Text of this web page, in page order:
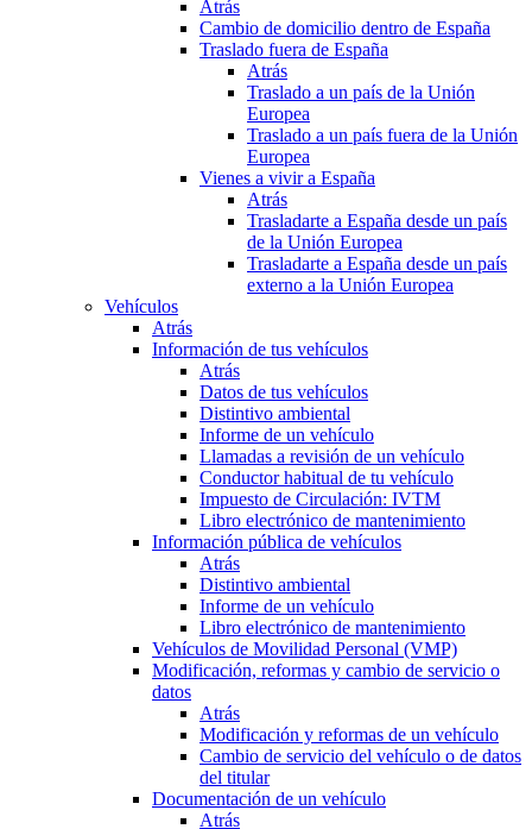
Atrás
Cambio de domicilio dentro de España
Traslado fuera de España
Atrás
Traslado a un país de la Unión
Europea
Traslado a un país fuera de la Unión
Europea
Vienes a vivir a España
Atrás
Trasladarte a España desde un país
de la Unión Europea
Trasladarte a España desde un país
externo a la Unión Europea
Vehículos
Atrás
Información de tus vehículos
Atrás
Datos de tus vehículos
Distintivo ambiental
Informe de un vehículo
Llamadas a revisión de un vehículo
Conductor habitual de tu vehículo
Impuesto de Circulación: IVTM
Libro electrónico de mantenimiento
Información pública de vehículos
Atrás
Distintivo ambiental
Informe de un vehículo
Libro electrónico de mantenimiento
Vehículos de Movilidad Personal (VMP)
Modificación, reformas y cambio de servicio o
datos
Atrás
Modificación y reformas de un vehículo
Cambio de servicio del vehículo o de datos
del titular
Documentación de un vehículo
Atrás